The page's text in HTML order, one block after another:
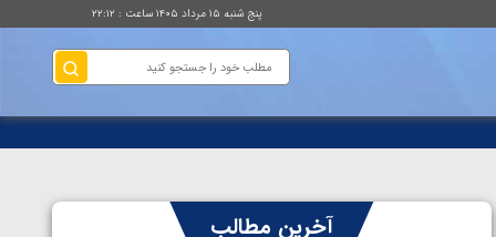
پنج شنبه ۱۵ مرداد ۱۴۰۵ ساعت : ۲۲:۱۲
آخرین مطالب